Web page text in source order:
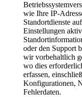
wie Ihre IP-
Standortdienste
Einstellungen
oder den Support
wir vorbehaltlich
wo dies
erfassen,
Konfigurationen,
Fehlerdaten.